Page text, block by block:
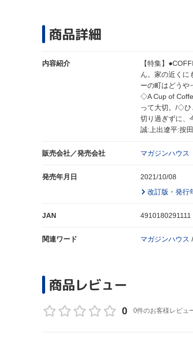
商品詳細
内容紹介
【特集】
ん。家の近く
ーの町はどう
◇A Cup of
って大切。/◇ひ
切り過ぎずに
誠:上出遼平:按
販売会社／発売会社 マガジンハウス
発売年月日
2021/10/08
改訂版・発行
JAN 4910180291111
関連ワード マガジンハウス /
商品レビュー
0 0件のお客様レビュ